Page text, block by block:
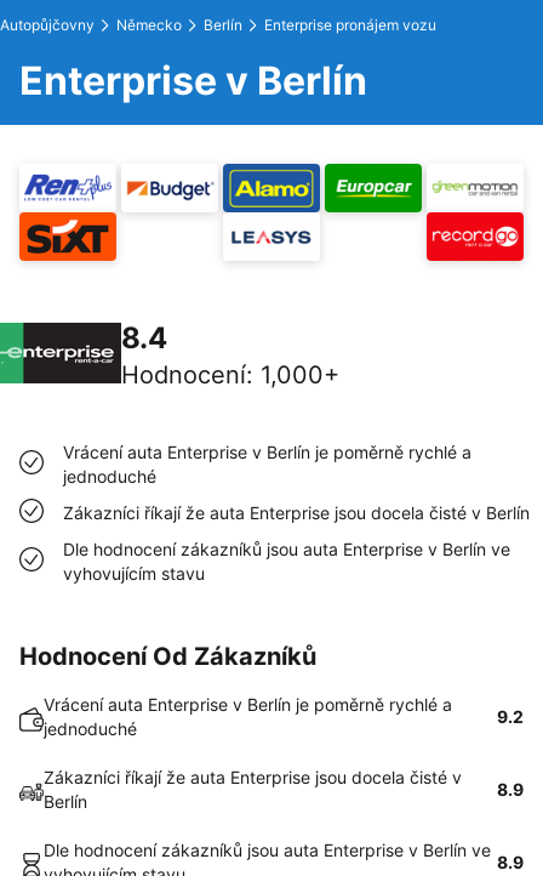
Autopůjčovny Německo Berlín Enterprise pronájem vozu
Enterprise v Berlín
8.4
Hodnocení: 1,000+
Vrácení auta Enterprise v Berlín je poměrně rychlé a
jednoduché
Zákazníci říkají že auta Enterprise jsou docela čisté v Berlín
Dle hodnocení zákazníků jsou auta Enterprise v Berlín ve
vyhovujícím stavu
Hodnocení Od Zákazníků
Vrácení auta Enterprise v Berlín je poměrně rychlé a
jednoduché
9.2
Zákazníci říkají že auta Enterprise jsou docela čisté v
Berlín
8.9
Dle hodnocení zákazníků jsou auta Enterprise v Berlín ve
8.9